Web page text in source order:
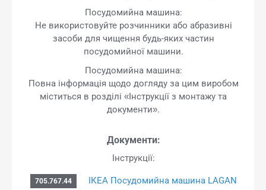
Посудомийна машина:
Не використовуйте розчинники або абразивні
засоби для чищення будь-яких частин
посудомийної машини.
Посудомийна машина:
Повна інформація щодо догляду за цим виробом
міститься в розділі «Інструкції з монтажу та
документи».
Документи:
Інструкції:
705.767.44
ІКЕА Посудомийна машина LAGAN